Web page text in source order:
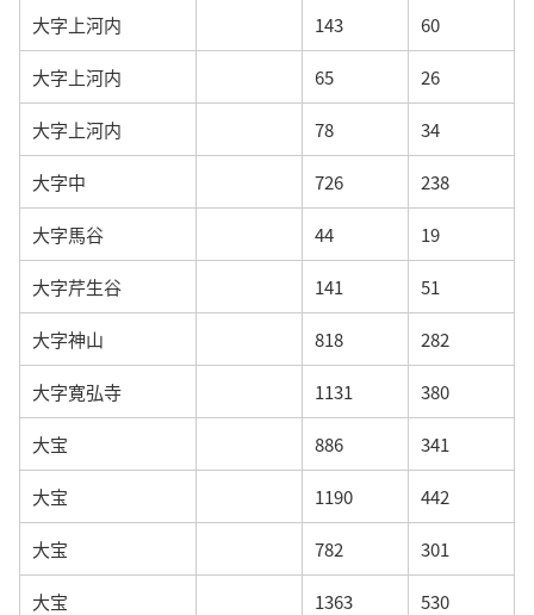
大字上河内 143 60
大字上河内 65 26
大字上河内 78 34
大字中 726 238
大字馬谷 44 19
大字芹生谷 141 51
大字神山 818 282
大字寛弘寺 1131 380
大宝 886 341
大宝 1190 442
大宝 782 301
大宝 1363 530